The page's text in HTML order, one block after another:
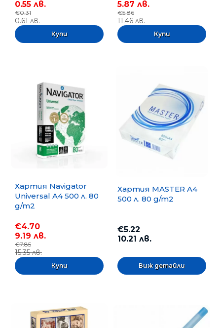
0.55 лв.
€0.31
0.61 лв.
5.87 лв.
€5.86
11.46 лв.
Хартия Navigator
Universal A4 500 л. 80
g/m2
€4.70
9.19 лв.
€7.85
15.35 лв.
Хартия MASTER A4
500 л. 80 g/m2
€5.22
10.21 лв.
Виж детайли